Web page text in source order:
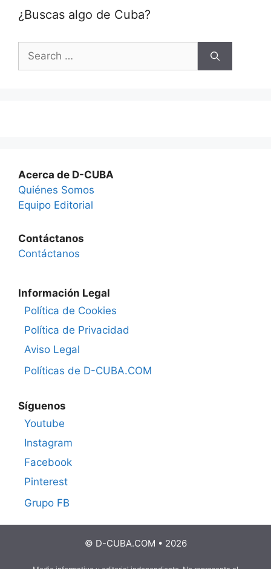
¿Buscas algo de Cuba?
Search
for:
Acerca de D-CUBA
Quiénes Somos
Equipo Editorial
Contáctanos
Contáctanos
Información Legal
Política de Cookies
Política de Privacidad
Aviso Legal
Políticas de D-CUBA.COM
Síguenos
Youtube
Instagram
Facebook
Pinterest
Grupo FB
© D-CUBA.COM • 2026